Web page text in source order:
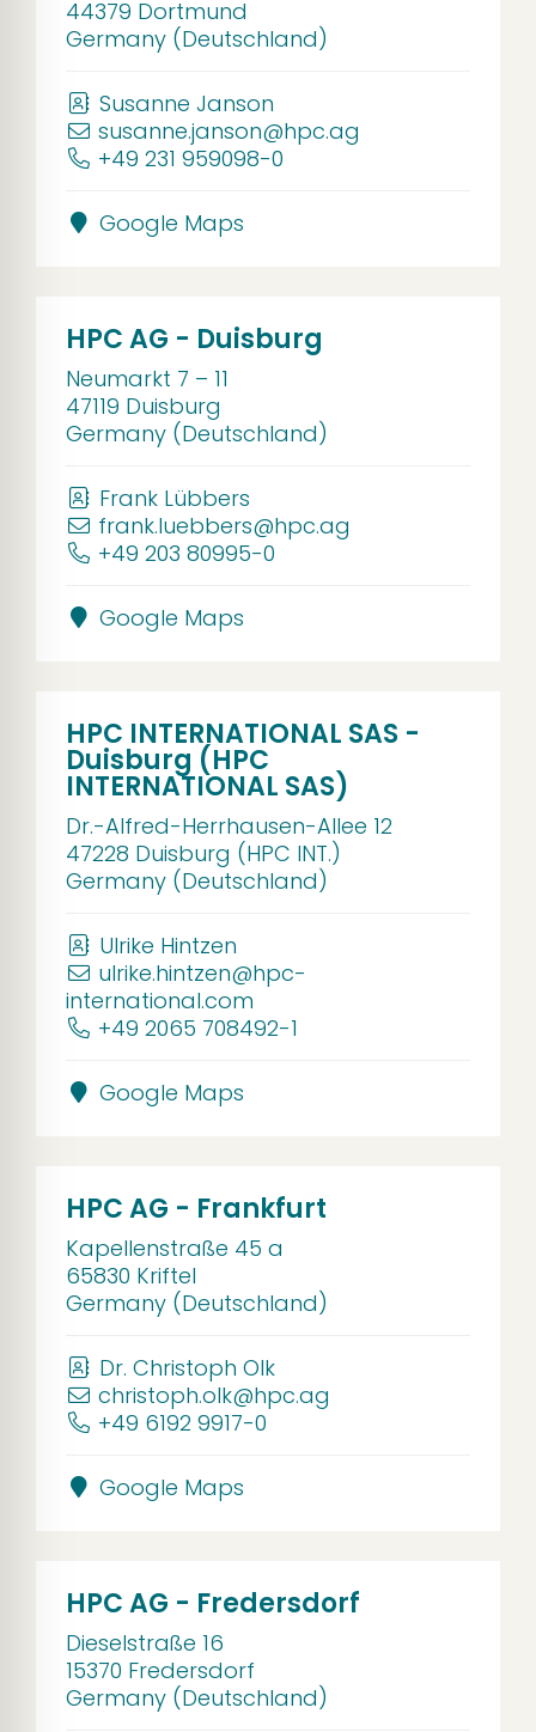
44379 Dortmund
Germany (Deutschland)
Susanne Janson
susanne.janson@hpc.ag
+49 231 959098-0
Google Maps
HPC AG - Duisburg
Neumarkt 7 – 11
47119 Duisburg
Germany (Deutschland)
Frank Lübbers
frank.luebbers@hpc.ag
+49 203 80995-0
Google Maps
HPC INTERNATIONAL SAS -
Duisburg (HPC
INTERNATIONAL SAS)
Dr.-Alfred-Herrhausen-Allee 12
47228 Duisburg (HPC INT.)
Germany (Deutschland)
Ulrike Hintzen
ulrike.hintzen@hpc-
international.com
+49 2065 708492-1
Google Maps
HPC AG - Frankfurt
Kapellenstraße 45 a
65830 Kriftel
Germany (Deutschland)
Dr. Christoph Olk
christoph.olk@hpc.ag
+49 6192 9917-0
Google Maps
HPC AG - Fredersdorf
Dieselstraße 16
15370 Fredersdorf
Germany (Deutschland)